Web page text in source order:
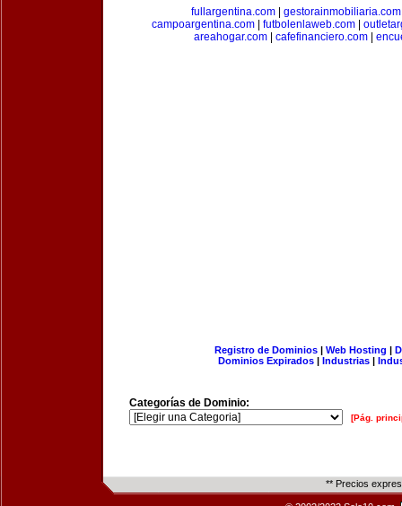
fullargentina.com
gestorainmobiliaria.com
campoargentina.com| futbolenlaweb.com|
areahogar.com| cafefinanciero.com|
Registro de Dominios| Web Hosting |
Dominios Expirados | Industrias |
Categorías de Dominio:
[Pág.
** Precios